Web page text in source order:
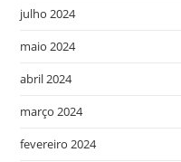
julho 2024
maio 2024
abril 2024
março 2024
fevereiro 2024